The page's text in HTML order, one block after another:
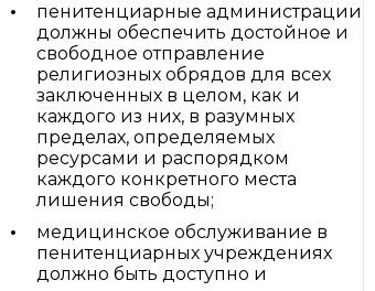
пенитенциарные администрации
должны обеспечить достойное и
свободное отправление
религиозных обрядов для всех
заключенных в целом, как и
каждого из них, в разумных
пределах, определяемых
ресурсами и распорядком
каждого конкретного места
лишения свободы;
медицинское обслуживание в
пенитенциарных учреждениях
должно быть доступно и